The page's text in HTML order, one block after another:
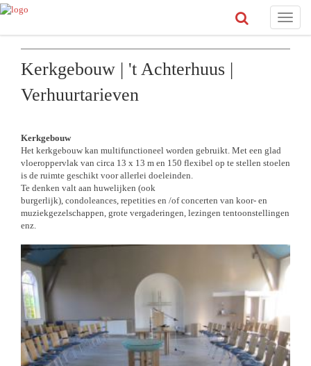
Toggle
Kerkgebouw | 't Achterhuus |
Verhuurtarieven
Kerkgebouw
Het kerkgebouw kan multifunctioneel worden gebruikt. Met een glad
vloeroppervlak van circa 13 x 13 m en 150 flexibel op te stellen stoelen
is de ruimte geschikt voor allerlei doeleinden.
Te denken valt aan huwelijken (ook
burgerlijk), condoleances, repetities en /of concerten van koor- en
muziekgezelschappen, grote vergaderingen, lezingen tentoonstellingen
enz.